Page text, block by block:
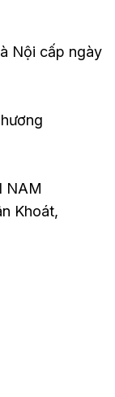
Nội cấp ngày
NAM
Khoát,